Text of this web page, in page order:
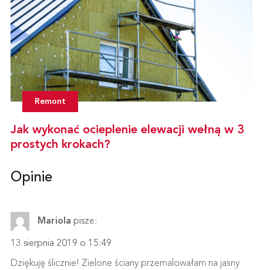
Remont
Jak wykonać ocieplenie elewacji wełną w 3
prostych krokach?
Opinie
Mariola pisze:
13 sierpnia 2019 o 15:49
Dziękuję ślicznie! Zielone ściany przemalowałam na jasny